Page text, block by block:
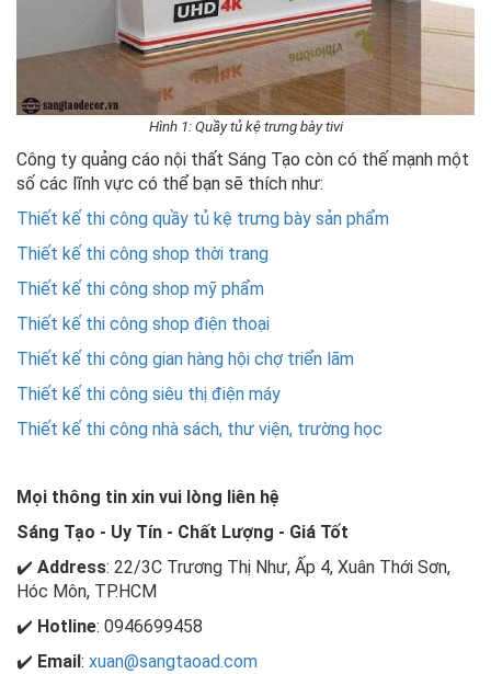
Hình 1: Quầy tủ kệ trưng bày tivi
Công ty quảng cáo nội thất Sáng Tạo còn có thế mạnh một
số các lĩnh vực có thể bạn sẽ thích như:
Thiết kế thi công quầy tủ kệ trưng bày sản phẩm
Thiết kế thi công shop thời trang
Thiết kế thi công shop mỹ phẩm
Thiết kế thi công shop điện thoại
Thiết kế thi công gian hàng hội chợ triển lãm
Thiết kế thi công siêu thị điện máy
Thiết kế thi công nhà sách, thư viện, trường học
Mọi thông tin xin vui lòng liên hệ
Sáng Tạo - Uy Tín - Chất Lượng - Giá Tốt
✔️ Address: 22/3C Trương Thị Như, Ấp 4, Xuân Thới Sơn,
Hóc Môn, TP.HCM
✔️ Hotline: 0946699458
✔️ Email : xuan@sangtaoad.com